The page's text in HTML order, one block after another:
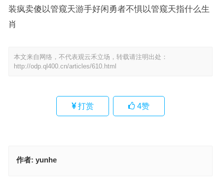
装疯卖傻以管窥天游手好闲勇者不惧以管窥天指什么生
肖
本文来自网络，不代表观云禾立场，转载请注明出处：
http://odp.ql400.cn/articles/610.html
打赏 4赞
作者: yunhe